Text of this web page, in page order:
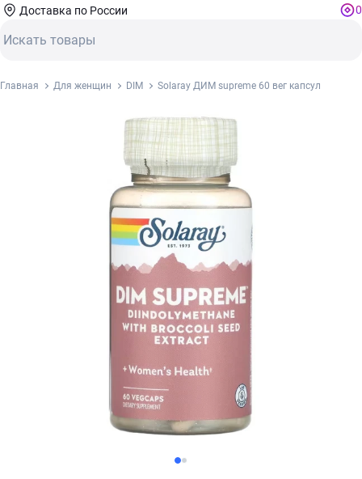
Доставка по России 0
Главная Для женщин DIM Solaray ДИМ supreme 60 вег капсул